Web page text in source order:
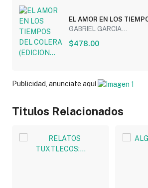
EL AMOR EN LOS
(EDICION...
GABRIEL GARCIA...
$478.00
Publicidad, anunciate aquí
Titulos Relacionados